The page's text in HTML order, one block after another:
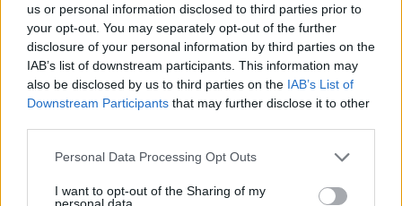
us or personal information disclosed to third parties prior to
your opt-out. You may separately opt-out of the further
disclosure of your personal information by third parties on the
IAB’s list of downstream participants. This information may
also be disclosed by us to third parties on the IAB’s List of
Downstream Participants that may further disclose it to other
Please note that this website/app uses one or more Google
not limited to your visit or usage behaviour. You may click to
Personal Data Processing Opt Outs
I want to opt-out of the Sharing of my
personal data.
«Ένας άνθρωπος μες τη μέση του Συντάγματος, όχι
πολύ μακριά, προσφέρει τη ζωή του με την
αντίτιμο μια αληθινή πληροφορία για το παιδί του,
κι ολα τα μέσα ασχολούνται με τις υλικές βλάβες
αλληθωρίζουμε. Κοιτάμε αυτά που μας
διασκεδάζουν κιόλας. Αλλά αν ξαναπέσω σ' άλλη